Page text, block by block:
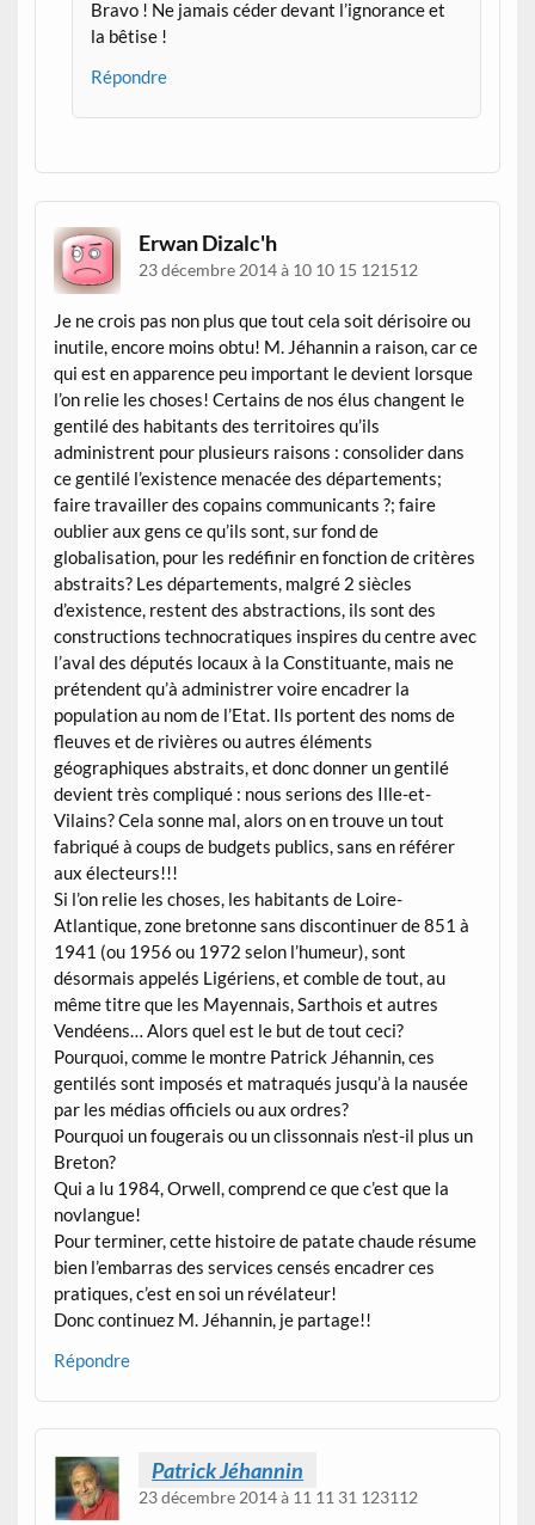
Bravo ! Ne jamais céder devant l’ignorance et
la bêtise !
Répondre
Erwan Dizalc'h
23 décembre 2014 à 10 10 15 121512
Je ne crois pas non plus que tout cela soit dérisoire ou
inutile, encore moins obtu! M. Jéhannin a raison, car ce
qui est en apparence peu important le devient lorsque
l’on relie les choses! Certains de nos élus changent le
gentilé des habitants des territoires qu’ils
administrent pour plusieurs raisons : consolider dans
ce gentilé l’existence menacée des départements;
faire travailler des copains communicants ?; faire
oublier aux gens ce qu’ils sont, sur fond de
globalisation, pour les redéfinir en fonction de critères
abstraits? Les départements, malgré 2 siècles
d’existence, restent des abstractions, ils sont des
constructions technocratiques inspires du centre avec
l’aval des députés locaux à la Constituante, mais ne
prétendent qu’à administrer voire encadrer la
population au nom de l’Etat. Ils portent des noms de
fleuves et de rivières ou autres éléments
géographiques abstraits, et donc donner un gentilé
devient très compliqué : nous serions des Ille-et-
Vilains? Cela sonne mal, alors on en trouve un tout
fabriqué à coups de budgets publics, sans en référer
aux électeurs!!!
Si l’on relie les choses, les habitants de Loire-
Atlantique, zone bretonne sans discontinuer de 851 à
1941 (ou 1956 ou 1972 selon l’humeur), sont
désormais appelés Ligériens, et comble de tout, au
même titre que les Mayennais, Sarthois et autres
Vendéens… Alors quel est le but de tout ceci?
Pourquoi, comme le montre Patrick Jéhannin, ces
gentilés sont imposés et matraqués jusqu’à la nausée
par les médias officiels ou aux ordres?
Pourquoi un fougerais ou un clissonnais n’est-il plus un
Breton?
Qui a lu 1984, Orwell, comprend ce que c’est que la
novlangue!
Pour terminer, cette histoire de patate chaude résume
bien l’embarras des services censés encadrer ces
pratiques, c’est en soi un révélateur!
Donc continuez M. Jéhannin, je partage!!
Répondre
Patrick Jéhannin
23 décembre 2014 à 11 11 31 123112